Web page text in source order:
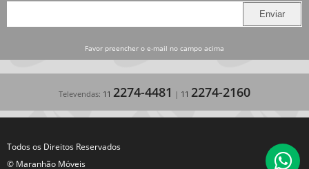
Favor preencher o e-mail no campo acima
Televendas: 11 2274-4481 | 11 2274-2160
Todos os Direitos Reservados
© Maranhão Móveis